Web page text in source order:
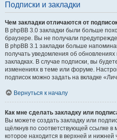
Подписки и закладки
Чем закладки отличаются от
В phpBB 3.0 закладки были больше
браузере. Вы не получали
В phpBB 3.1 закладки больше
получать уведомления об
закладках. В случае подписки, вы
изменениях в теме или форуме.
подписок можно задать на вкладке
Вернуться к началу
Как мне сделать закладку или
Вы можете создать закладку или
щёлкнув по соответствующей ссылке
которое находится в верхней и